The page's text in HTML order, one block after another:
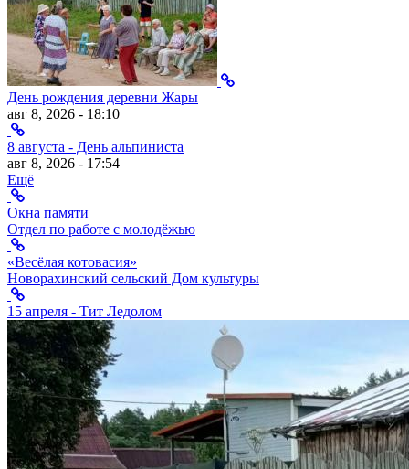
День рождения деревни Жары
авг 8, 2026 - 18:10
8 августа - День альпиниста
авг 8, 2026 - 17:54
Ещё
Окна памяти
Отдел по работе с молодёжью
«Весёлая котовасия»
Новорахинский сельский Дом культуры
15 апреля - Тит Ледолом